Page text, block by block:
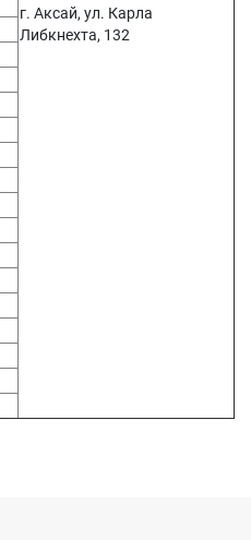
г. Аксай, ул. Карла
Либкнехта, 132